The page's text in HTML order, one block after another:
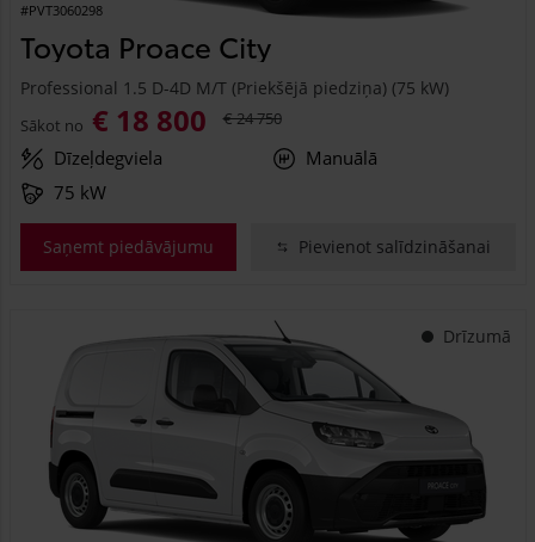
#PVT3060298
Toyota Proace City
Professional 1.5 D-4D M/T (Priekšējā piedziņa) (75 kW)
Sākot no € 18 800 € 24 750
Dīzeļdegviela
Manuālā
75 kW
Saņemt piedāvājumu Pievienot salīdzināšanai
Drīzumā